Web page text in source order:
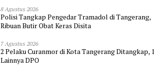
8 Agustus 2026
Polisi Tangkap Pengedar Tramadol di Tangerang,
Ribuan Butir Obat Keras Disita
7 Agustus 2026
2 Pelaku Curanmor di Kota Tangerang Ditangkap, 1
Lainnya DPO